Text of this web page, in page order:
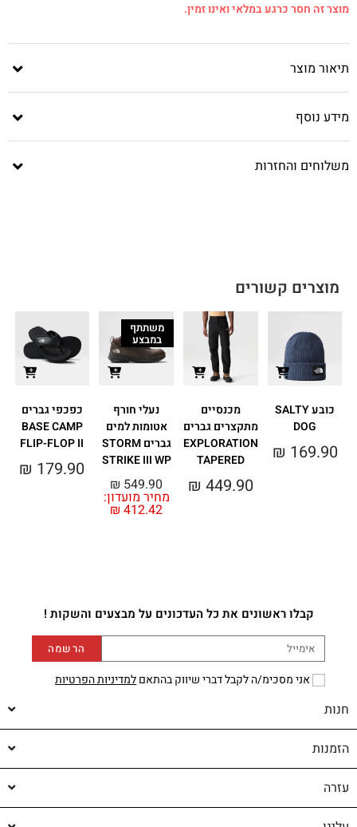
מוצר זה חסר כרגע במלאי ואינו זמין.
תיאור מוצר
מידע נוסף
משלוחים והחזרות
מוצרים קשורים
כובע SALTY
DOG
₪ 169.90
מכנסיים
מתקצרים גברים
EXPLORATION
TAPERED
₪ 449.90
משתתף
במבצע
נעלי חורף
אטומות למים
גברים STORM
STRIKE III WP
מחיר מועדון:
₪ 412.42
₪ 549.90
כפכפי גברים
BASE CAMP
FLIP-FLOP II
₪ 179.90
קבלו ראשונים את כל העדכונים על מבצעים והשקות !
אני מסכימ/ה לקבל דברי שיווק בהתאםלמדיניות הפרטיות
הרשמה
חנות
הזמנות
עזרה